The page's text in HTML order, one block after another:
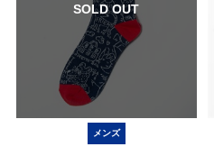
SOLD OUT
メンズ